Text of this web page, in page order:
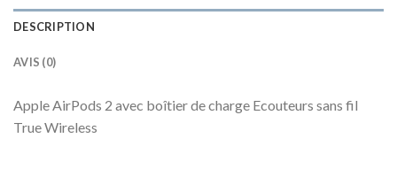
DESCRIPTION
AVIS (0)
Apple AirPods 2 avec boîtier de charge Ecouteurs sans fil
True Wireless